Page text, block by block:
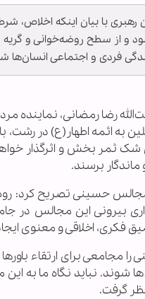
با بیان اینکه اخلاص،
و از سطح روضه‌خوانی و گریه
فردی و اجتماعی انسان‌ها
به ائمه اطهار(ع) در
شک ثمر بخش و اثرگذار
ماندگار برسند.
حسینی تصریح کرد:
بیرونی این مجالس
فکری، اخلاقی و معنوی
را مجامعی برای ارتقاء
شوند. نباید نگاه ما به
گرفت.